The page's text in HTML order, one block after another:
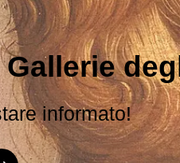
informato!